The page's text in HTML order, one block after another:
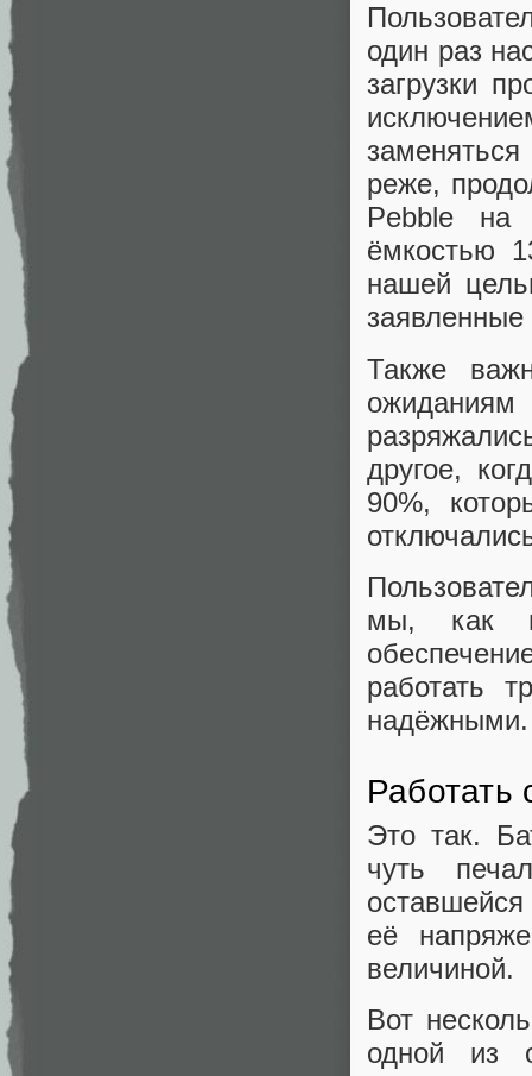
один раз
загрузки
реже,
Pebble на
ёмкостью
нашей
заявленные
Также
другое,
90%,
мы, как
работать
надёжными.
Работать
Это так.
чуть
её
величиной.
Вот
одной из